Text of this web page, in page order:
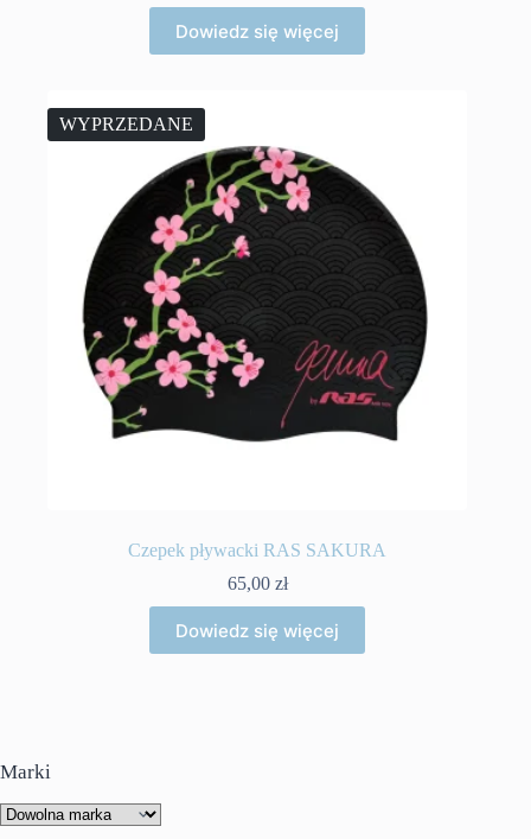
Dowiedz się więcej
WYPRZEDANE
Czepek pływacki RAS SAKURA
65,00 zł
Dowiedz się więcej
Marki